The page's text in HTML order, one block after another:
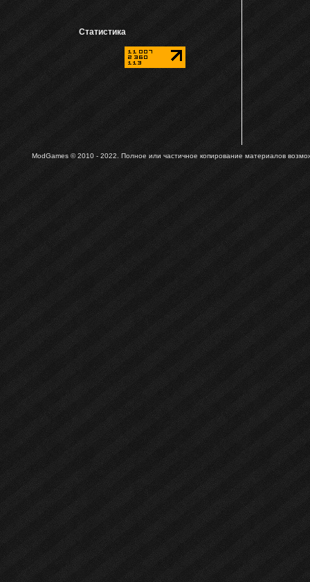
Статистика
ModGames © 2010 - 2022. Полное или частичное копирование материалов